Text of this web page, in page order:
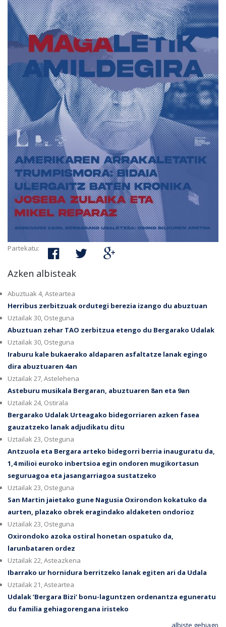
Partekatu:
Azken albisteak
Abuztuak 4, Asteartea
Herribus zerbitzuak ordutegi berezia izango du abuztuan
Uztailak 30, Osteguna
Abuztuan zehar TAO zerbitzua etengo du Bergarako Udalak
Uztailak 30, Osteguna
Iraburu kale bukaerako aldaparen asfaltatze lanak egingo
dira abuztuaren 4an
Uztailak 27, Astelehena
Asteburu musikala Bergaran, abuztuaren 8an eta 9an
Uztailak 24, Ostirala
Bergarako Udalak Urteagako bidegorriaren azken fasea
gauzatzeko lanak adjudikatu ditu
Uztailak 23, Osteguna
Antzuola eta Bergara arteko bidegorri berria inauguratu da,
1,4 milioi euroko inbertsioa egin ondoren mugikortasun
seguruagoa eta jasangarriagoa sustatzeko
Uztailak 23, Osteguna
San Martin jaietako gune Nagusia Oxirondon kokatuko da
aurten, plazako obrek eragindako aldaketen ondorioz
Uztailak 23, Osteguna
Oxirondoko azoka ostiral honetan ospatuko da,
larunbataren ordez
Uztailak 22, Asteazkena
Ibarrako ur hornidura berritzeko lanak egiten ari da Udala
Uztailak 21, Asteartea
Udalak ‘Bergara Bizi’ bonu-laguntzen ordenantza eguneratu
du familia gehiagorengana iristeko
albiste gehiago